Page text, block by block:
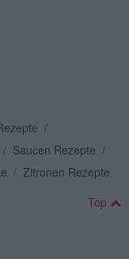
/
/ Saucen Rezepte /
/ Zitronen Rezepte
Top